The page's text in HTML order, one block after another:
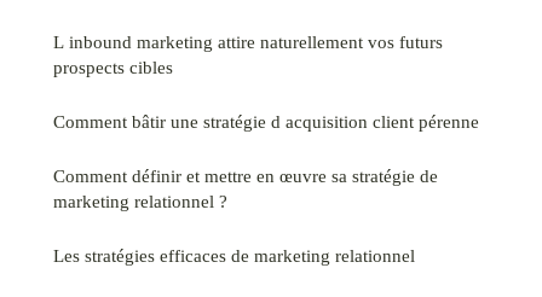
L inbound marketing attire naturellement vos futurs
prospects cibles
Comment bâtir une stratégie d acquisition client pérenne
Comment définir et mettre en œuvre sa stratégie de
marketing relationnel ?
Les stratégies efficaces de marketing relationnel